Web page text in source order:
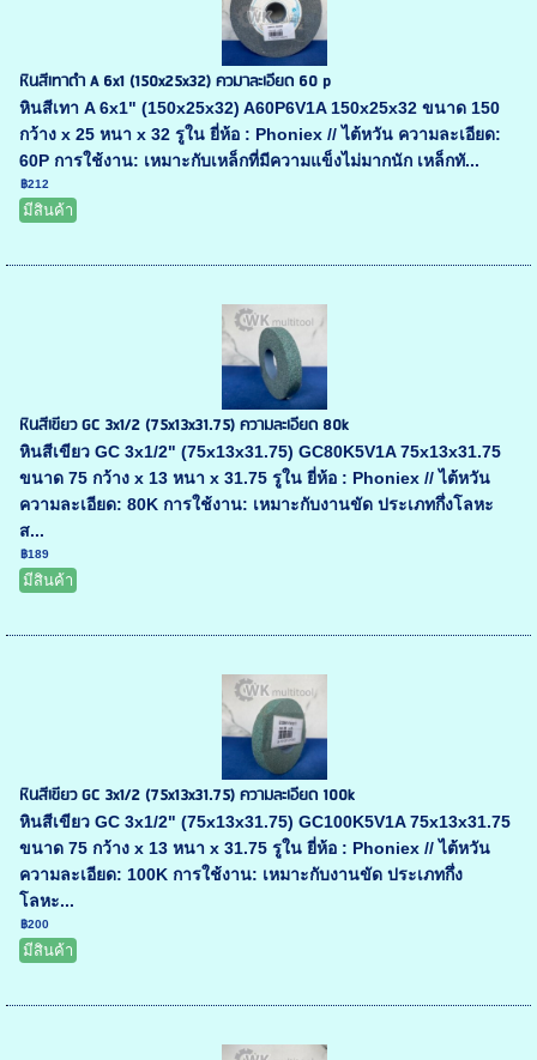
หินสีเทาดำ A 6x1 (150x25x32) ควมาละเอียด 60 p
หินสีเทา A 6x1" (150x25x32) A60P6V1A 150x25x32 ขนาด 150
กว้าง x 25 หนา x 32 รูใน ยี่ห้อ : Phoniex // ไต้หวัน ความละเอียด:
60P การใช้งาน: เหมาะกับเหล็กที่มีความแข็งไม่มากนัก เหล็กทั...
฿212
มีสินค้า
หินสีเขียว GC 3x1/2 (75x13x31.75) ความละเอียด 80k
หินสีเขียว GC 3x1/2" (75x13x31.75) GC80K5V1A 75x13x31.75
ขนาด 75 กว้าง x 13 หนา x 31.75 รูใน ยี่ห้อ : Phoniex // ไต้หวัน
ความละเอียด: 80K การใช้งาน: เหมาะกับงานขัด ประเภทกึ่งโลหะ
ส...
฿189
มีสินค้า
หินสีเขียว GC 3x1/2 (75x13x31.75) ความละเอียด 100k
หินสีเขียว GC 3x1/2" (75x13x31.75) GC100K5V1A 75x13x31.75
ขนาด 75 กว้าง x 13 หนา x 31.75 รูใน ยี่ห้อ : Phoniex // ไต้หวัน
ความละเอียด: 100K การใช้งาน: เหมาะกับงานขัด ประเภทกึ่ง
โลหะ...
฿200
มีสินค้า